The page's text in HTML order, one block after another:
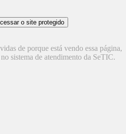
de porque está vendo essa página,
sistema de atendimento da SeTIC.